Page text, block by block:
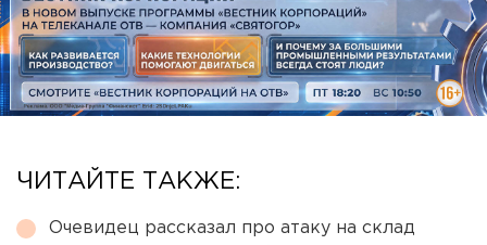
ЧИТАЙТЕ ТАКЖЕ:
Очевидец рассказал про атаку на склад